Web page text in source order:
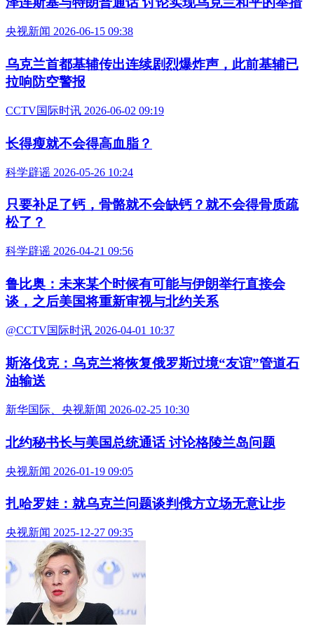
央视新闻 2026-06-15 09:38
乌克兰首都基辅传出连续剧烈爆炸声，此前基辅已
拉响防空警报
CCTV国际时讯 2026-06-02 09:19
长得瘦就不会得高血脂？
科学辟谣 2026-05-26 10:24
只要补足了钙，骨骼就不会缺钙？就不会得骨质疏
松了？
科学辟谣 2026-04-21 09:56
鲁比奥：未来某个时候有可能与伊朗举行直接会
谈，之后美国将重新审视与北约关系
@CCTV国际时讯 2026-04-01 10:37
斯洛伐克：乌克兰将恢复俄罗斯过境“友谊”管道石
油输送
新华国际、央视新闻 2026-02-25 10:30
北约秘书长与美国总统通话 讨论格陵兰岛问题
央视新闻 2026-01-19 09:05
扎哈罗娃：就乌克兰问题谈判俄方立场无意让步
央视新闻 2025-12-27 09:35